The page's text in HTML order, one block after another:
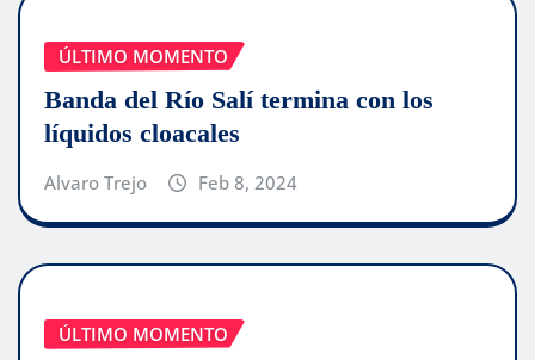
ÚLTIMO MOMENTO
Banda del Río Salí termina con los
líquidos cloacales
Alvaro Trejo Feb 8, 2024
ÚLTIMO MOMENTO